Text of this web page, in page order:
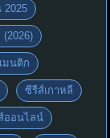
2025
มนติก
ซีรีส์เกาหลี
ออนไลน์